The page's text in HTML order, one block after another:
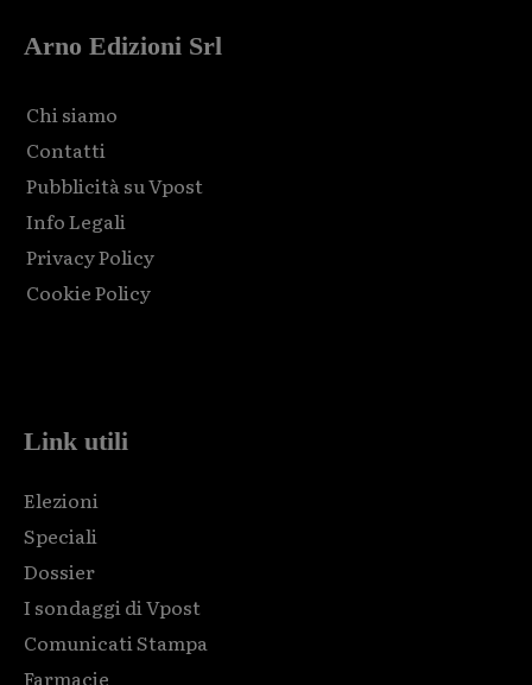
Arno Edizioni Srl
Chi siamo
Contatti
Pubblicità su Vpost
Info Legali
Privacy Policy
Cookie Policy
Link utili
Elezioni
Speciali
Dossier
I sondaggi di Vpost
Comunicati Stampa
Farmacie